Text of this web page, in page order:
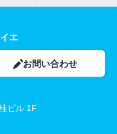
エ
お問い合わせ
ビル 1F